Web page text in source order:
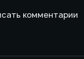
комментарии